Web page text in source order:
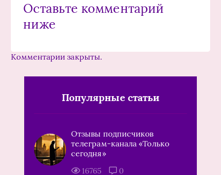
Оставьте комментарий
ниже
Комментарии закрыты.
Популярные статьи
Отзывы подписчиков
телеграм-канала «Только
сегодня»
16765
0